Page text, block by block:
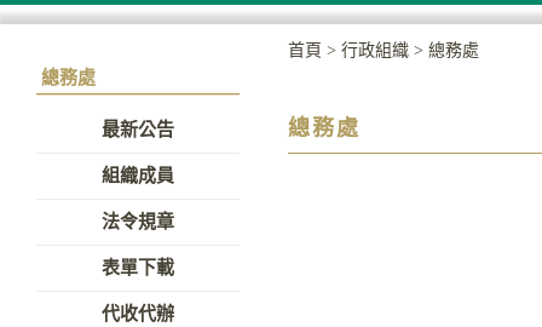
總務處
最新公告
組織成員
法令規章
表單下載
代收代辦
首頁 > 行政組織 > 總務處
總務處